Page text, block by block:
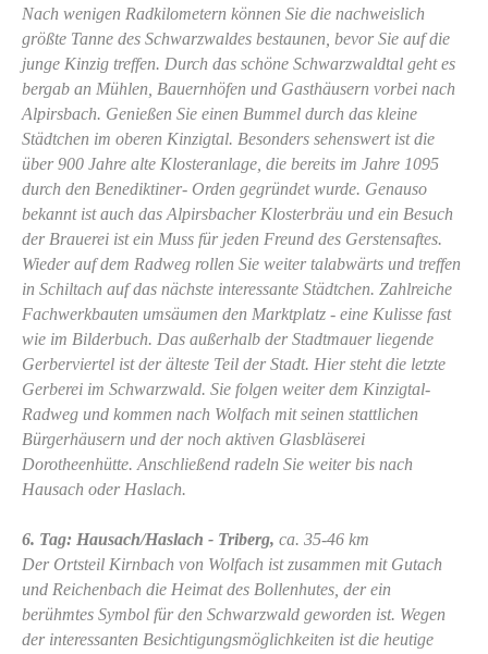
Nach wenigen Radkilometern können Sie die nachweislich
größte Tanne des Schwarzwaldes bestaunen, bevor Sie auf die
junge Kinzig treffen. Durch das schöne Schwarzwaldtal geht es
bergab an Mühlen, Bauernhöfen und Gasthäusern vorbei nach
Alpirsbach. Genießen Sie einen Bummel durch das kleine
Städtchen im oberen Kinzigtal. Besonders sehenswert ist die
über 900 Jahre alte Klosteranlage, die bereits im Jahre 1095
durch den Benediktiner- Orden gegründet wurde. Genauso
bekannt ist auch das Alpirsbacher Klosterbräu und ein Besuch
der Brauerei ist ein Muss für jeden Freund des Gerstensaftes.
Wieder auf dem Radweg rollen Sie weiter talabwärts und treffen
in Schiltach auf das nächste interessante Städtchen. Zahlreiche
Fachwerkbauten umsäumen den Marktplatz - eine Kulisse fast
wie im Bilderbuch. Das außerhalb der Stadtmauer liegende
Gerberviertel ist der älteste Teil der Stadt. Hier steht die letzte
Gerberei im Schwarzwald. Sie folgen weiter dem Kinzigtal-
Radweg und kommen nach Wolfach mit seinen stattlichen
Bürgerhäusern und der noch aktiven Glasbläserei
Dorotheenhütte. Anschließend radeln Sie weiter bis nach
Hausach oder Haslach.
6. Tag: Hausach/Haslach - Triberg, ca. 35-46 km
Der Ortsteil Kirnbach von Wolfach ist zusammen mit Gutach
und Reichenbach die Heimat des Bollenhutes, der ein
berühmtes Symbol für den Schwarzwald geworden ist. Wegen
der interessanten Besichtigungsmöglichkeiten ist die heutige